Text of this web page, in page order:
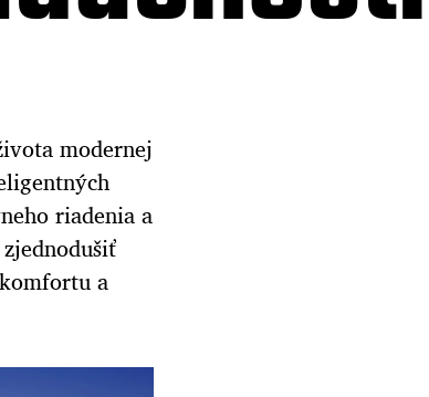
modernej
riadenia a
a